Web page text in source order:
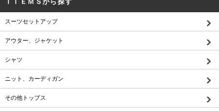
スーツセットアップ
アウター、ジャケット
シャツ
ニット、カーディガン
その他トップス